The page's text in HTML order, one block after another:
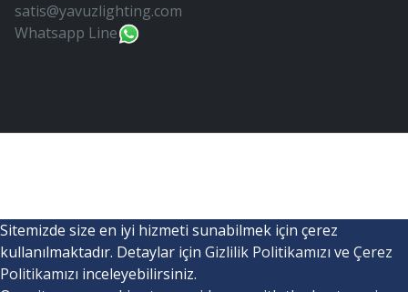
satis@yavuzlighting.com
Whatsapp Line
Sitemizde size en iyi hizmeti sunabilmek için çerez
kullanılmaktadır. Detaylar için Gizlilik Politikamızı ve Çerez
Politikamızı inceleyebilirsiniz.